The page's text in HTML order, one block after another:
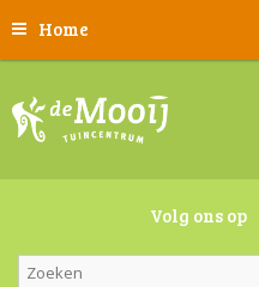
Home
Volg ons op